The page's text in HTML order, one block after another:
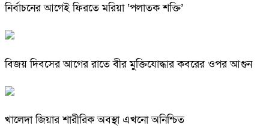
নির্বাচনের আগেই ফিরতে মরিয়া ‘পলাতক শক্তি’
বিজয় দিবসের আগের রাতে বীর মুক্তিযোদ্ধার কবরের ওপর আগুন
খালেদা জিয়ার শারীরিক অবস্থা এখনো অনিশ্চিত